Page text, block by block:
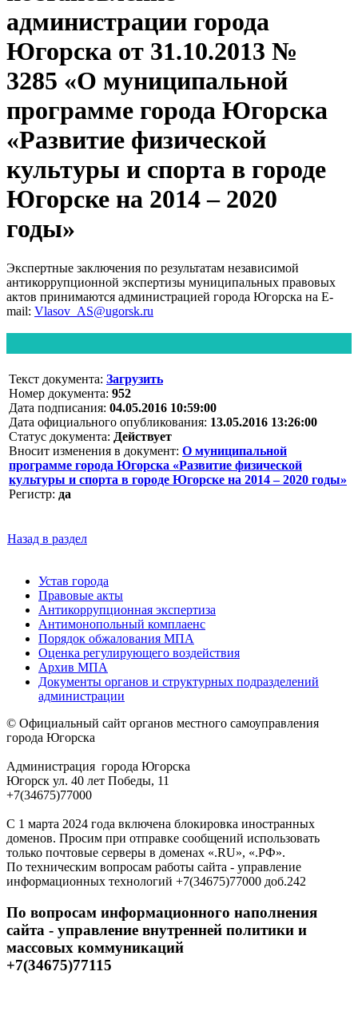
администрации города
Югорска от 31.10.2013 №
3285 «О муниципальной
программе города Югорска
«Развитие физической
культуры и спорта в городе
Югорске на 2014 – 2020
годы»
Экспертные заключения по результатам независимой
антикоррупционной экспертизы муниципальных правовых
актов принимаются администрацией города Югорска на E-
mail: Vlasov_AS@ugorsk.ru
Текст документа: Загрузить
Номер документа: 952
Дата подписания: 04.05.2016 10:59:00
Дата официального опубликования: 13.05.2016 13:26:00
Статус документа: Действует
Вносит изменения в документ: О муниципальной
программе города Югорска «Развитие физической
культуры и спорта в городе Югорске на 2014 – 2020 годы»
Регистр: да
Назад в раздел
Устав города
Правовые акты
Антикоррупционная экспертиза
Антимонопольный комплаенс
Порядок обжалования МПА
Оценка регулирующего воздействия
Архив МПА
Документы органов и структурных подразделений
администрации
© Официальный сайт органов местного самоуправления
города Югорска
Администрация города Югорска
Югорск ул. 40 лет Победы, 11
+7(34675)77000
С 1 марта 2024 года включена блокировка иностранных
доменов. Просим при отправке сообщений использовать
только почтовые серверы в доменах «.RU», «.РФ».
По техническим вопросам работы сайта - управление
информационных технологий +7(34675)77000 доб.242
По вопросам информационного наполнения
сайта - управление внутренней политики и
массовых коммуникаций
+7(34675)77115